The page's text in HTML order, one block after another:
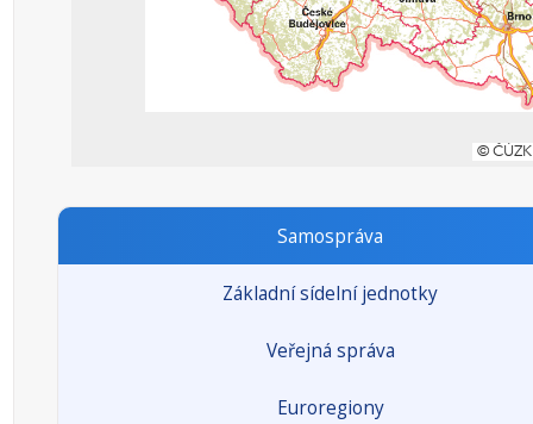
Samospráva
Základní sídelní jednotky
Veřejná správa
Euroregiony